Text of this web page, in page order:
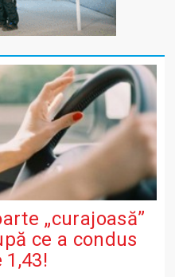
„curajoasă”
ce a condus